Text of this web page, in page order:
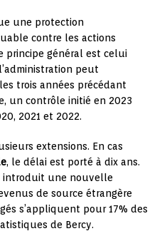
une protection
contre les actions
principe général est celui
peut
trois années précédant
un contrôle initié en 2023
2021 et 2022.
extensions. En cas
, le délai est porté à dix ans.
introduit une nouvelle
de source étrangère
s’appliquent pour 17% des
de Bercy.